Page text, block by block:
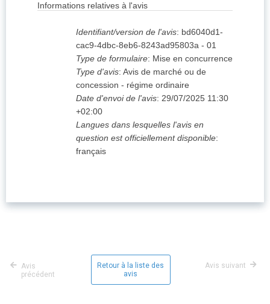
Informations relatives à l'avis
Identifiant/version de l'avis: bd6040d1-
cac9-4dbc-8eb6-8243ad95803a - 01
Type de formulaire: Mise en concurrence
Type d'avis: Avis de marché ou de
concession - régime ordinaire
Date d'envoi de l'avis: 29/07/2025 11:30
+02:00
Langues dans lesquelles l'avis en
question est officiellement disponible:
français
Avis
précédent
Retour à la liste des
avis
Avis suivant